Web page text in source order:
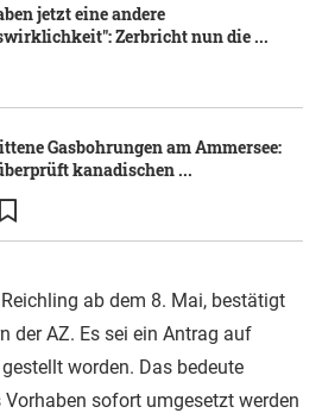
jetzt eine andere
Zerbricht nun die ...
Gasbohrungen am Ammersee:
kanadischen ...
ab dem 8. Mai, bestätigt
der AZ. Es sei ein Antrag auf
worden. Das bedeute
sofort umgesetzt werden